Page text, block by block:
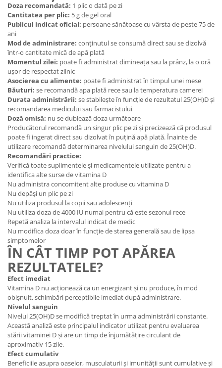
Doza recomandată: 1 plic o dată pe zi
Cantitatea per plic: 5 g de gel oral
Publicul indicat oficial: persoane sănătoase cu vârsta de peste 75 de
ani
Mod de administrare: conținutul se consumă direct sau se dizolvă
într-o cantitate mică de apă plată
Momentul zilei: poate fi administrat dimineața sau la prânz, la o oră
ușor de respectat zilnic
Asocierea cu alimente: poate fi administrat în timpul unei mese
Băuturi: se recomandă apa plată rece sau la temperatura camerei
Durata administrării: se stabilește în funcție de rezultatul 25(OH)D și
recomandarea medicului sau farmacistului
Doză omisă: nu se dublează doza următoare
Producătorul recomandă un singur plic pe zi și precizează că produsul
poate fi ingerat direct sau dizolvat în puțină apă plată. Înainte de
utilizare recomandă determinarea nivelului sanguin de 25(OH)D.
Recomandări practice:
Verifică toate suplimentele și medicamentele utilizate pentru a
identifica alte surse de vitamina D
Nu administra concomitent alte produse cu vitamina D
Nu depăși un plic pe zi
Nu utiliza produsul la copii sau adolescenți
Nu utiliza doza de 4000 IU numai pentru că este sezonul rece
Repetă analiza la intervalul indicat de medic
Nu modifica doza doar în funcție de starea generală sau de lipsa
simptomelor
ÎN CÂT TIMP POT APĂREA
REZULTATELE?
Efect imediat
Vitamina D nu acționează ca un energizant și nu produce, în mod
obișnuit, schimbări perceptibile imediat după administrare.
Nivelul sanguin
Nivelul 25(OH)D se modifică treptat în urma administrării constante.
Această analiză este principalul indicator utilizat pentru evaluarea
stării vitaminei D și are un timp de înjumătățire circulant de
aproximativ 15 zile.
Efect cumulativ
Beneficiile asupra oaselor, musculaturii și imunității sunt cumulative și